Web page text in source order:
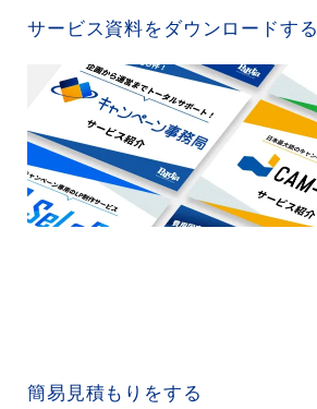
サービス資料をダウンロードする
簡易見積もりをする